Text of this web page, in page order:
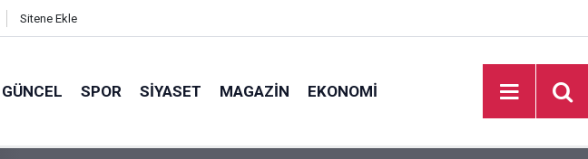
Sitene Ekle
GÜNCEL SPOR SIYASET MAGAZIN EKONOMI